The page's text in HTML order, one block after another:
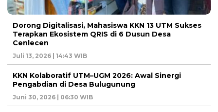
Dorong Digitalisasi, Mahasiswa KKN 13 UTM Sukses
Terapkan Ekosistem QRIS di 6 Dusun Desa
Cenlecen
Juli 13, 2026 | 14:43 WIB
KKN Kolaboratif UTM–UGM 2026: Awal Sinergi
Pengabdian di Desa Bulugunung
Juni 30, 2026 | 06:30 WIB